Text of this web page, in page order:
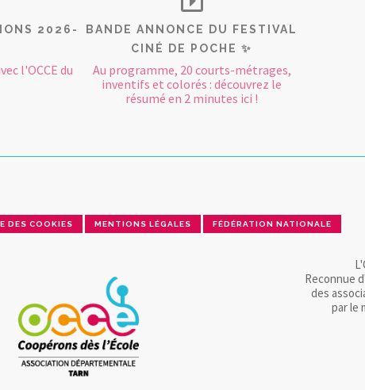
2026-
l'OCCE du
BANDE ANNONCE DU FESTIVAL
CINÉ DE POCHE ✨
Au programme, 20 courts-métrages,
inventifs et colorés : découvrez le
résumé en 2 minutes ici !
DES COOKIES MENTIONS LÉGALES FÉDÉRATION NATIONALE
Reconnue
des
par le